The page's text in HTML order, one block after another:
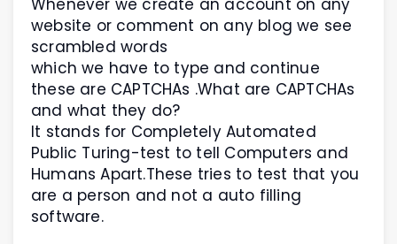
Whenever we create an account on any
website or comment on any blog we see
scrambled words
which we have to type and continue
these are CAPTCHAs .What are CAPTCHAs
and what they do?
It stands for Completely Automated
Public Turing-test to tell Computers and
Humans Apart.These tries to test that you
are a person and not a auto filling
software.